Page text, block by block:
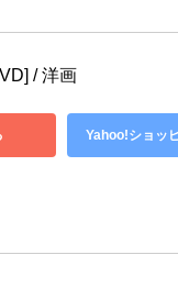
/ 洋画
Yahoo!ショッ